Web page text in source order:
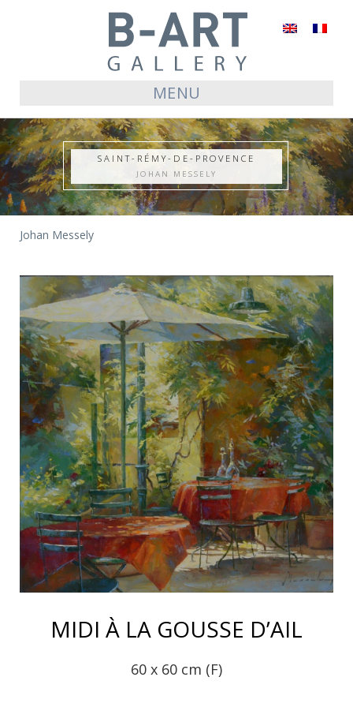
MENU
SAINT-RÉMY-DE-PROVENCE
JOHAN MESSELY
Johan Messely
MIDI À LA GOUSSE D’AIL
60 x 60 cm (F)
English Français